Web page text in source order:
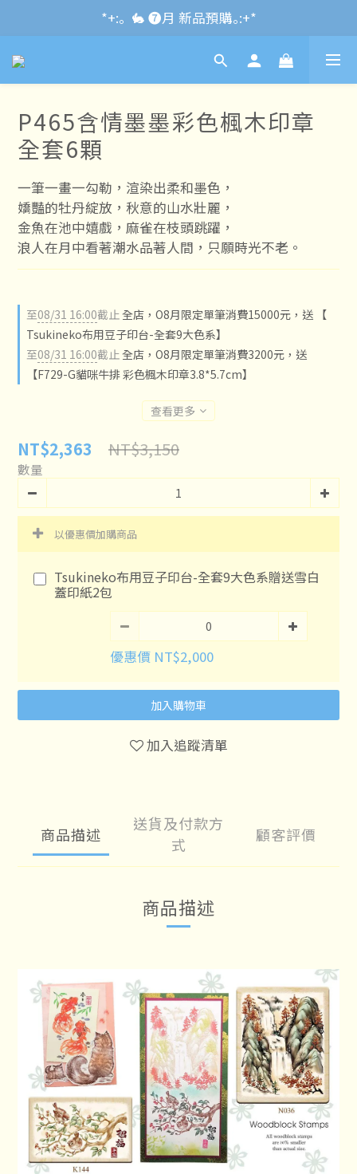
*+:｡\new / !🌌 官網消費滿千折百~RUN~:+*
*+:｡  🐇 ❼月 新品預購｡:+*
*+:｡     ❼月活動公告｡:+*
*+:｡\new / !🌌 官網消費滿千折百~RUN~:+*
P465含情墨墨彩色楓木印章
全套6顆
一筆一畫一勾勒，渲染出柔和墨色，
嬌豔的牡丹綻放，秋意的山水壯麗，
金魚在池中嬉戲，麻雀在枝頭跳躍，
浪人在月中看著潮水品著人間，只願時光不老。
至08/31 16:00截止全店，O8月限定單筆消費15000元，送 【
Tsukineko布用豆子印台-全套9大色系】
至08/31 16:00截止全店，O8月限定單筆消費3200元，送
【F729-G貓咪牛排 彩色楓木印章3.8*5.7cm】
查看更多
NT$2,363 NT$3,150
數量
以優惠價加購商品
Tsukineko布用豆子印台-全套9大色系贈送雪白
蓋印紙2包
優惠價 NT$2,000
加入購物車
加入追蹤清單
商品描述
送貨及付款方
式
顧客評價
商品描述